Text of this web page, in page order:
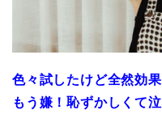
色々試したけど全然効果
もう嫌！恥ずかしくて